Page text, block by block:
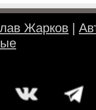
Жарков |